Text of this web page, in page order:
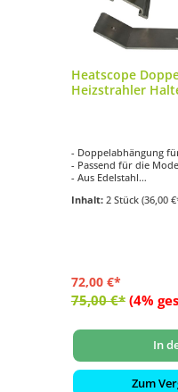
Heatscope
Heizstrahler
- Doppelabhängung
- Passend für die
- Aus Edelstahl
Inhalt: 2 Stück (36,00
72,00 €*
75,00 €* (4%
In
Zum